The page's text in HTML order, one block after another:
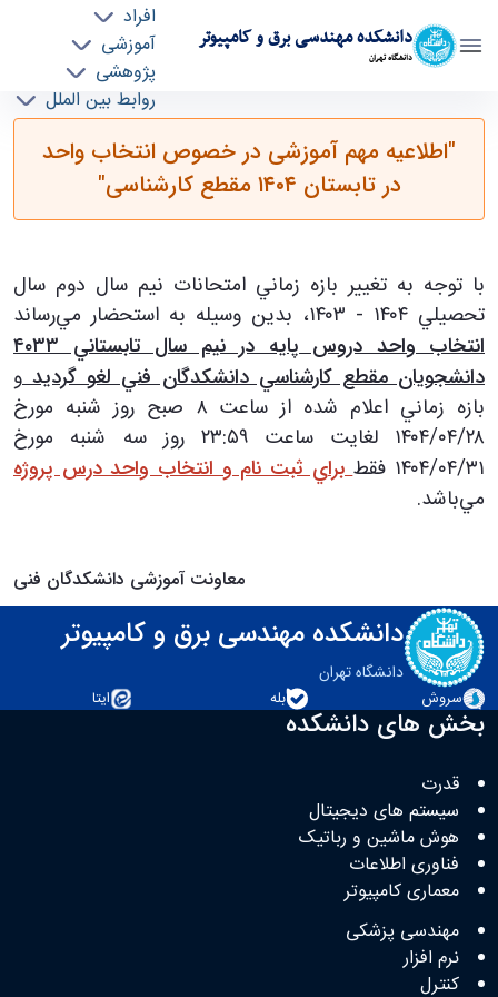
دانشکده مهندسی برق و کامپیوتر
دانشگاه تهران
افراد
آموزشی
پژوهشی
روابط بین الملل
خدمات
جذب نیرو
"اطلاعیه مهم آموزشی در خصوص انتخاب واحد در
تابستان ۱۴۰۴ مقطع کارشناسی" - ece- دانشکده
مهندسی برق و کامپیوتر
"اطلاعیه مهم آموزشی در خصوص انتخاب واحد
در تابستان ۱۴۰۴ مقطع کارشناسی"
با توجه به تغيير بازه زماني امتحانات نيم سال دوم سال
تحصيلي ۱۴۰۴ - ۱۴۰۳، بدين وسيله به استحضار مي‌رساند
انتخاب واحد دروس پايه در نيم سال تابستاني ۴۰۳۳
دانشجويان مقطع كارشناسي دانشكدگان فني لغو گرديدو
بازه زماني اعلام شده از ساعت ۸ صبح روز شنبه مورخ
۲۸/‏۰۴/‏۱۴۰۴ لغايت ساعت ۲۳:۵۹ روز سه شنبه مورخ
۳۱/‏۰۴/‏۱۴۰۴ فقط
براي ثبت نام و انتخاب واحد درس پروژه
مي‌باشد.
معاونت آموزشی دانشکدگان فنی
دانشکده مهندسی برق و کامپیوتر
دانشگاه تهران
سروش
بله ایتا
بخش های دانشکده
قدرت
سیستم های دیجیتال
هوش ماشین و رباتیک
فناوری اطلاعات
معماری کامپیوتر
مهندسی پزشکی
نرم افزار
کنترل